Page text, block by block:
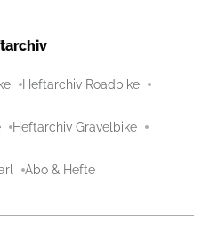
Heftarchiv Roadbike
Heftarchiv Gravelbike
Abo & Hefte